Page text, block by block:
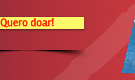
Quero doar!